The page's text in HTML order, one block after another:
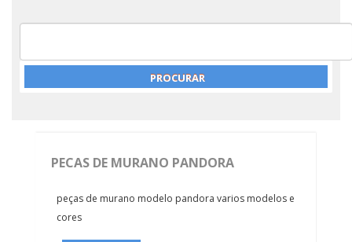
PECAS DE MURANO PANDORA
peças de murano modelo pandora varios modelos e
cores